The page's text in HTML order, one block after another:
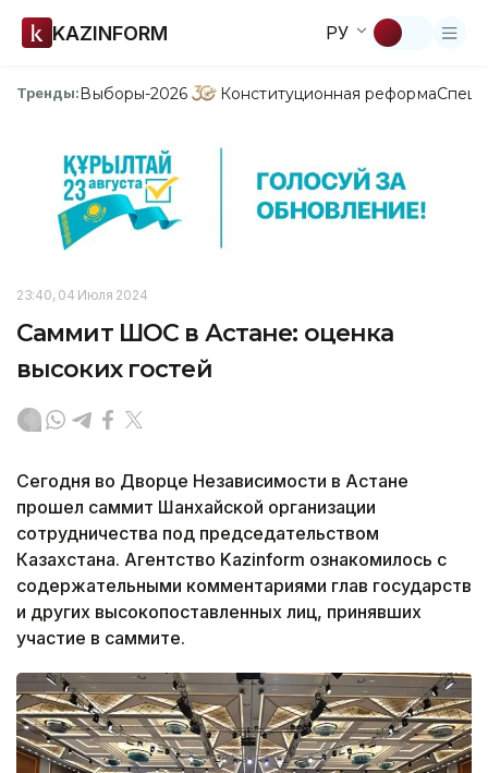
KAZINFORM РУ
Тренды:Выборы-2026 Конституционная реформа
23:40, 04 Июля 2024
Саммит ШОС в Астане: оценка
высоких гостей
Сегодня во Дворце Независимости в Астане
прошел саммит Шанхайской организации
сотрудничества под председательством
Казахстана. Агентство Kazinform ознакомилось с
содержательными комментариями глав государств
и других высокопоставленных лиц, принявших
участие в саммите.